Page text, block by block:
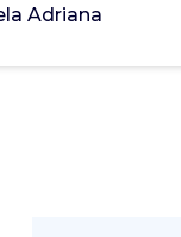
Adriana